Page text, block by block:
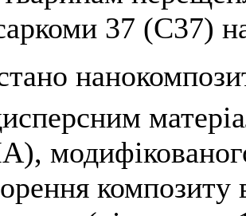
37 (С37)
композиту